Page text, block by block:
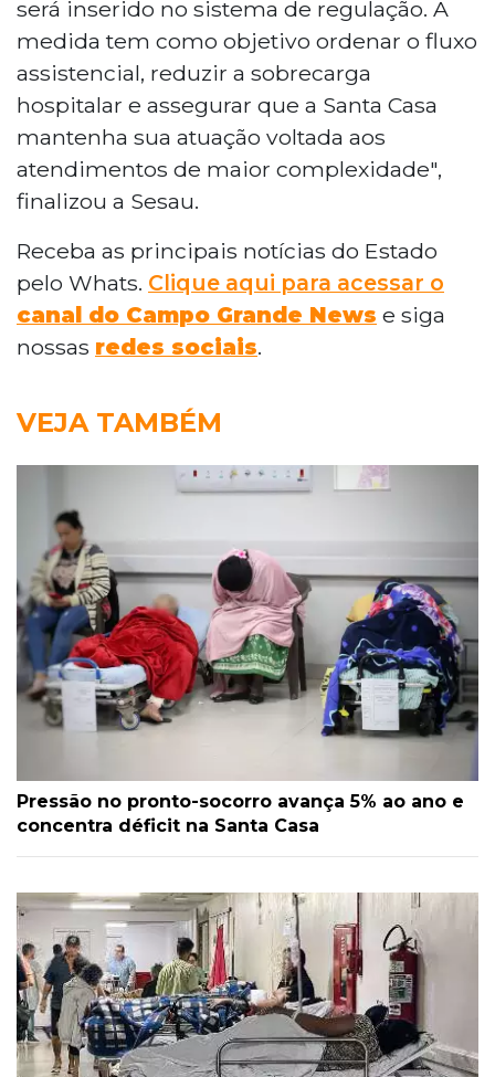
será inserido no sistema de regulação. A
medida tem como objetivo ordenar o fluxo
assistencial, reduzir a sobrecarga
hospitalar e assegurar que a Santa Casa
mantenha sua atuação voltada aos
atendimentos de maior complexidade",
finalizou a Sesau.
Receba as principais notícias do Estado
pelo Whats. Clique aqui para acessar o
canal do Campo Grande News e siga
nossas redes sociais.
VEJA TAMBÉM
Pressão no pronto-socorro avança 5% ao ano e
concentra déficit na Santa Casa